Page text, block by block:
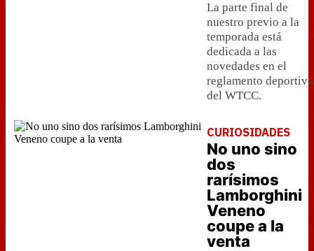
La parte final de
nuestro previo a la
temporada está
dedicada a las
novedades en el
reglamento deportivo
del WTCC.
CURIOSIDADES
No uno sino
dos
rarísimos
Lamborghini
Veneno
coupe a la
venta